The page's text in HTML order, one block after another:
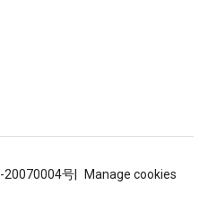
20070004号 Manage cookies